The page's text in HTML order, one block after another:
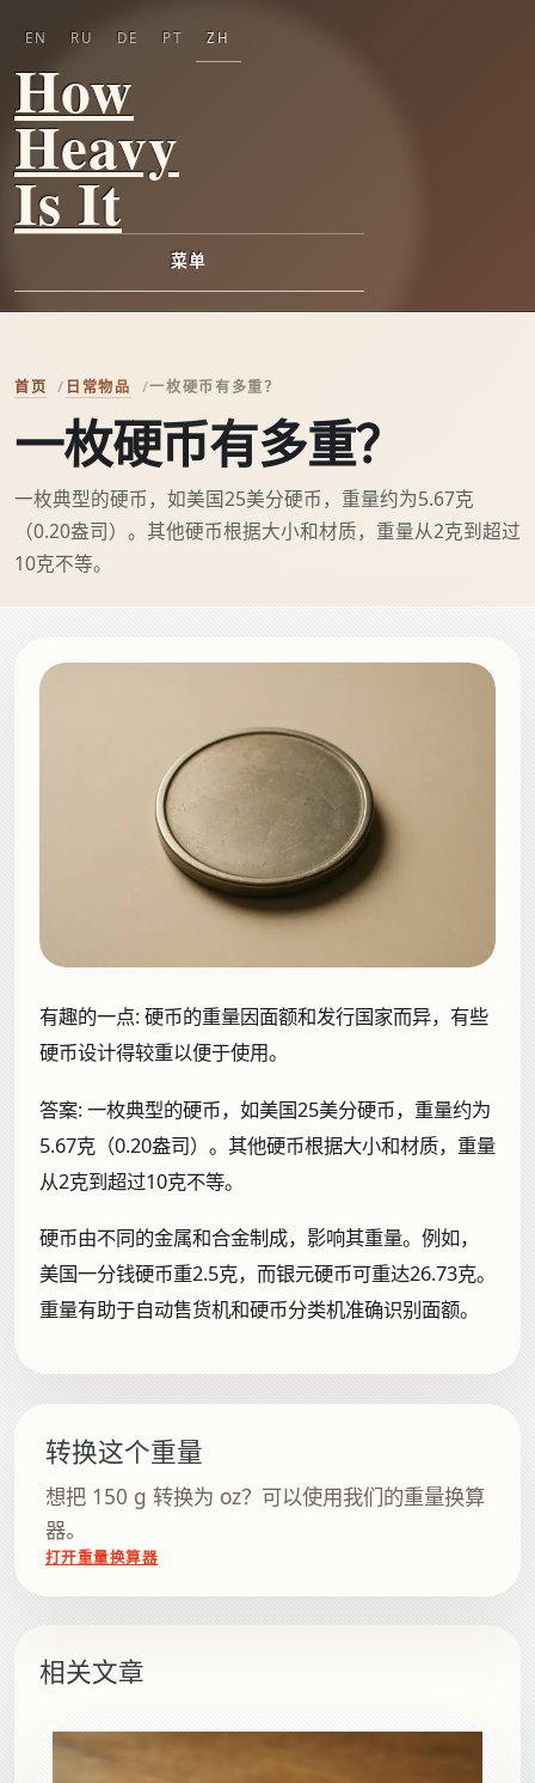
How
Heavy
Is It
菜单
EN RU DE PT ZH
首页 日常物品 一枚硬币有多重？
一枚硬币有多重？
一枚典型的硬币，如美国25美分硬币，重量约为5.67克
（0.20盎司）。其他硬币根据大小和材质，重量从2克到超过
10克不等。
有趣的一点:硬币的重量因面额和发行国家而异，有些
硬币设计得较重以便于使用。
答案:一枚典型的硬币，如美国25美分硬币，重量约为
5.67克（0.20盎司）。其他硬币根据大小和材质，重量
从2克到超过10克不等。
硬币由不同的金属和合金制成，影响其重量。例如，
美国一分钱硬币重2.5克，而银元硬币可重达26.73克。
重量有助于自动售货机和硬币分类机准确识别面额。
转换这个重量
想把 150 g 转换为 oz？可以使用我们的重量换算
器。
打开重量换算器
相关文章